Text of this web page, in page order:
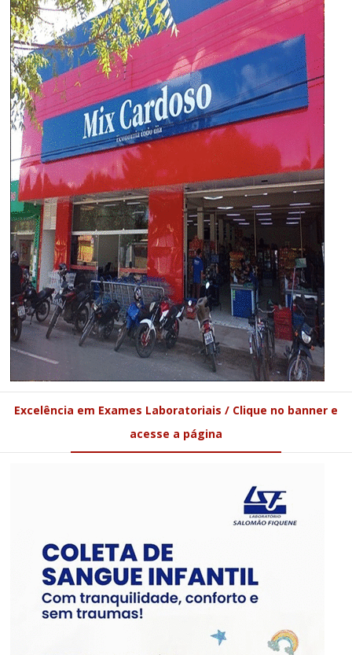
Excelência em Exames Laboratoriais / Clique no banner e
acesse a página